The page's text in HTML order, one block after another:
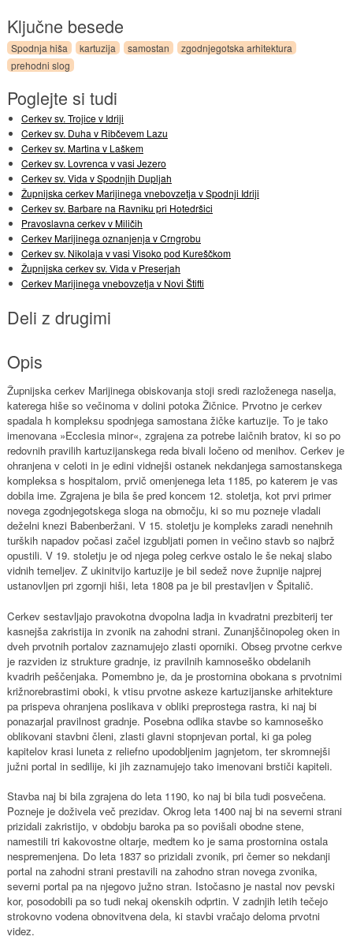
Ključne besede
Spodnja hiša kartuzija samostan
zgodnjegotska arhitektura
prehodni slog
Poglejte si tudi
Cerkev sv. Trojice v Idriji
Cerkev sv. Duha v Ribčevem Lazu
Cerkev sv. Martina v Laškem
Cerkev sv. Lovrenca v vasi Jezero
Cerkev sv. Vida v Spodnjih Dupljah
Župnijska cerkev Marijinega vnebovzetja v Spodnji Idriji
Cerkev sv. Barbare na Ravniku pri Hotedršici
Pravoslavna cerkev v Miličih
Cerkev Marijinega oznanjenja v Crngrobu
Cerkev sv. Nikolaja v vasi Visoko pod Kureščkom
Župnijska cerkev sv. Vida v Preserjah
Cerkev Marijinega vnebovzetja v Novi Štifti
Deli z drugimi
Opis
Župnijska cerkev Marijinega obiskovanja stoji sredi razloženega naselja,
katerega hiše so večinoma v dolini potoka Žičnice. Prvotno je cerkev
spadala h kompleksu spodnjega samostana žičke kartuzije. To je tako
imenovana »Ecclesia minor«, zgrajena za potrebe laičnih bratov, ki so po
redovnih pravilih kartuzijanskega reda bivali ločeno od menihov. Cerkev je
ohranjena v celoti in je edini vidnejši ostanek nekdanjega samostanskega
kompleksa s hospitalom, prvič omenjenega leta 1185, po katerem je vas
dobila ime. Zgrajena je bila še pred koncem 12. stoletja, kot prvi primer
novega zgodnjegotskega sloga na območju, ki so mu pozneje vladali
deželni knezi Babenberžani. V 15. stoletju je kompleks zaradi nenehnih
turških napadov počasi začel izgubljati pomen in večino stavb so najbrž
opustili. V 19. stoletju je od njega poleg cerkve ostalo le še nekaj slabo
vidnih temeljev. Z ukinitvijo kartuzije je bil sedež nove župnije najprej
ustanovljen pri zgornji hiši, leta 1808 pa je bil prestavljen v Špitalič.
Cerkev sestavljajo pravokotna dvopolna ladja in kvadratni prezbiterij ter
kasnejša zakristija in zvonik na zahodni strani. Zunanjščinopoleg oken in
dveh prvotnih portalov zaznamujejo zlasti oporniki. Obseg prvotne cerkve
je razviden iz strukture gradnje, iz pravilnih kamnoseško obdelanih
kvadrih peščenjaka. Pomembno je, da je prostornina obokana s prvotnimi
križnorebrastimi oboki, k vtisu prvotne askeze kartuzijanske arhitekture
pa prispeva ohranjena poslikava v obliki preprostega rastra, ki naj bi
ponazarjal pravilnost gradnje. Posebna odlika stavbe so kamnoseško
oblikovani stavbni členi, zlasti glavni stopnjevan portal, ki ga poleg
kapitelov krasi luneta z reliefno upodobljenim jagnjetom, ter skromnejši
južni portal in sedilije, ki jih zaznamujejo tako imenovani brstiči kapiteli.
Stavba naj bi bila zgrajena do leta 1190, ko naj bi bila tudi posvečena.
Pozneje je doživela več prezidav. Okrog leta 1400 naj bi na severni strani
prizidali zakristijo, v obdobju baroka pa so povišali obodne stene,
namestili tri kakovostne oltarje, medtem ko je sama prostornina ostala
nespremenjena. Do leta 1837 so prizidali zvonik, pri čemer so nekdanji
portal na zahodni strani prestavili na zahodno stran novega zvonika,
severni portal pa na njegovo južno stran. Istočasno je nastal nov pevski
kor, posodobili pa so tudi nekaj okenskih odprtin. V zadnjih letih tečejo
strokovno vodena obnovitvena dela, ki stavbi vračajo deloma prvotni
videz.